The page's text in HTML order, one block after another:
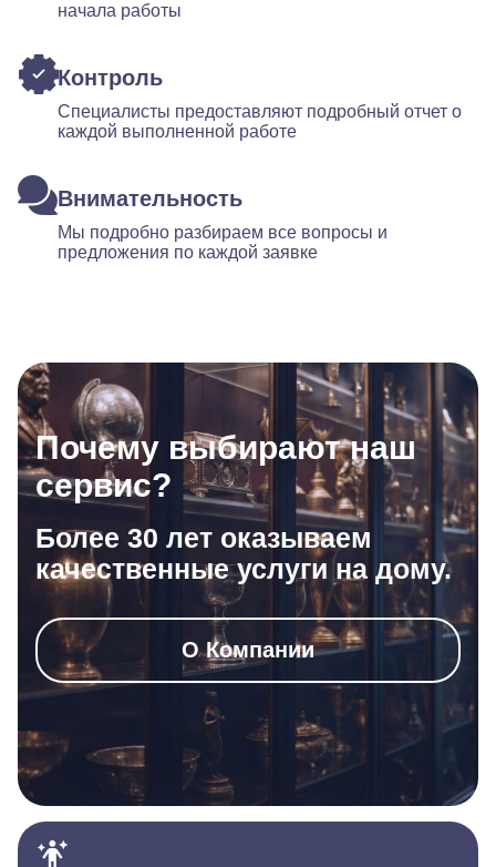
начала работы
Контроль
Специалисты предоставляют подробный отчет о
каждой выполненной работе
Внимательность
Мы подробно разбираем все вопросы и
предложения по каждой заявке
Почему выбирают наш
сервис?
Более 30 лет оказываем
качественные услуги на дому.
О Компании